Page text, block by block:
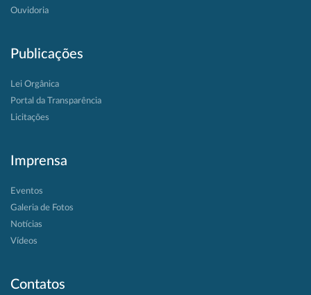
Ouvidoria
Publicações
Lei Orgânica
Portal da Transparência
Licitações
Imprensa
Eventos
Galeria de Fotos
Notícias
Vídeos
Contatos